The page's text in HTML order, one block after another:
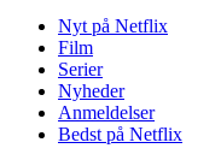
Nyt på Netflix
Film
Serier
Nyheder
Anmeldelser
Bedst på Netflix